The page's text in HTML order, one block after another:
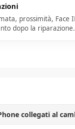
prossimità, Face
dopo la riparazione.
collegati al